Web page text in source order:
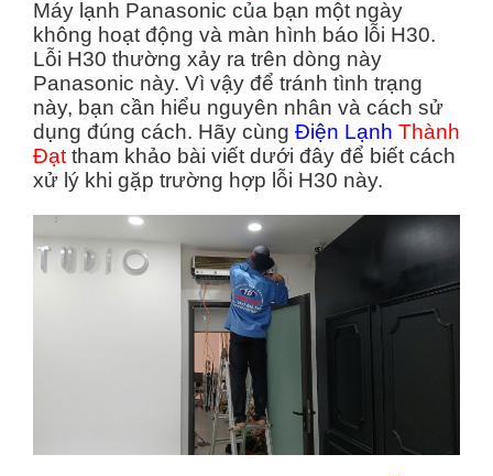
Máy lạnh Panasonic của bạn một ngày
không hoạt động và màn hình báo lỗi H30.
Lỗi H30 thường xảy ra trên dòng này
Panasonic này. Vì vậy để tránh tình trạng
này, bạn cần hiểu nguyên nhân và cách sử
dụng đúng cách. Hãy cùng Điện Lạnh Thành
Đạt tham khảo bài viết dưới đây để biết cách
xử lý khi gặp trường hợp lỗi H30 này.